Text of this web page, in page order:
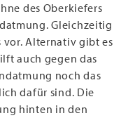
des Oberkiefers
Gleichzeitig
vor. Alternativ gibt es
auch gegen das
noch das
dafür sind. Die
hinten in den